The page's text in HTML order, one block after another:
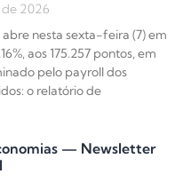
de 2026
nesta sexta-feira (7) em
aos 175.257 pontos, em
pelo payroll dos
o relatório de
— Newsletter